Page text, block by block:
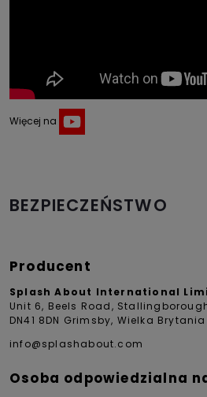
Więcej na
BEZPIECZEŃSTWO
Producent
Splash About International
Unit 6, Beels Road,
DN41 8DN Grimsby, Wielka Brytania
info@splashabout.com
Osoba odpowiedzialna